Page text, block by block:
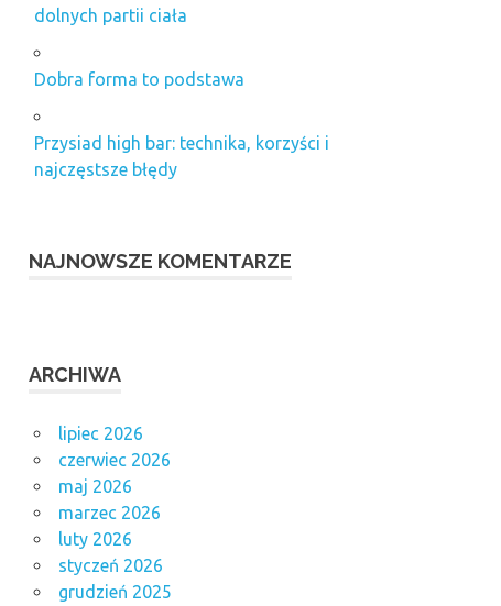
dolnych partii ciała
Dobra forma to podstawa
Przysiad high bar: technika, korzyści i
najczęstsze błędy
NAJNOWSZE KOMENTARZE
ARCHIWA
lipiec 2026
czerwiec 2026
maj 2026
marzec 2026
luty 2026
styczeń 2026
grudzień 2025